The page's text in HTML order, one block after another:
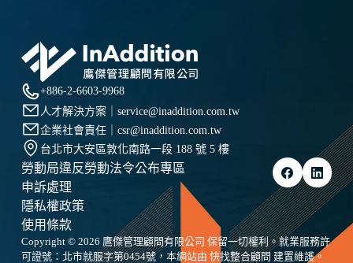
者
如
何
透
過
「微
小
勝
利」
建
立
有
感
+886-2-6603-9968
人才解決方案｜ service@inaddition.com.tw
企業社會責任｜ csr@inaddition.com.tw
台北市大安區敦化南路一段 188 號 5 樓
勞動局違反勞動法令公布專區
申訴處理
隱私權政策
使用條款
Copyright © 2026 鷹傑管理顧問有限公司 保留一切權利。就業服務許
可證號：北市就服字第0454號，本網站由 快找整合顧問 建置維護。